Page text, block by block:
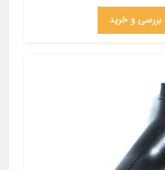
بررسی و خرید